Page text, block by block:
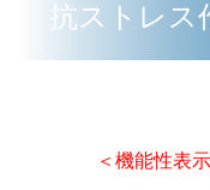
抗ストレス
＜機能性表